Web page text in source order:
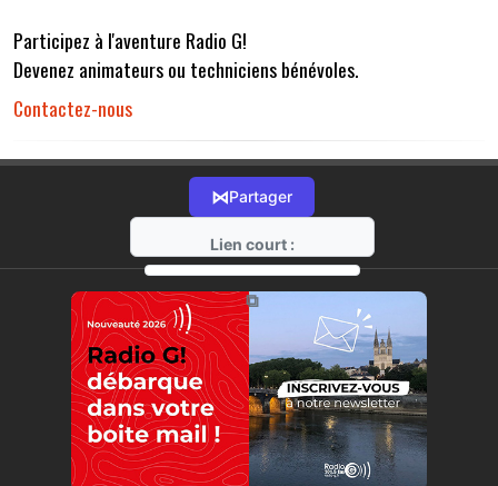
Participez à l'aventure Radio G!
Devenez animateurs ou techniciens bénévoles.
Contactez-nous
⋈Partager
Lien court :
https://radio-g.fr?r32
⧉